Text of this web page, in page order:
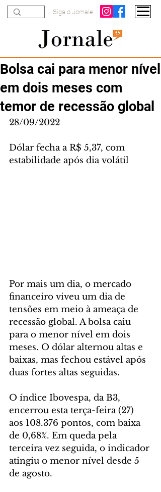
Siga o Jornale
Bolsa cai para menor nível
em dois meses com
temor de recessão global
28/09/2022
Dólar fecha a R$ 5,37, com
estabilidade após dia volátil
Por mais um dia, o mercado
financeiro viveu um dia de
tensões em meio à ameaça de
recessão global. A bolsa caiu
para o menor nível em dois
meses. O dólar alternou altas e
baixas, mas fechou estável após
duas fortes altas seguidas.
O índice Ibovespa, da B3,
encerrou esta terça-feira (27)
aos 108.376 pontos, com baixa
de 0,68%. Em queda pela
terceira vez seguida, o indicador
atingiu o menor nível desde 5
de agosto.